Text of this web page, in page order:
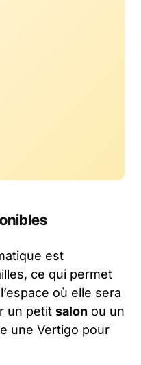
est
ce qui permet
où elle sera
un petit salon ou un
une Vertigo pour